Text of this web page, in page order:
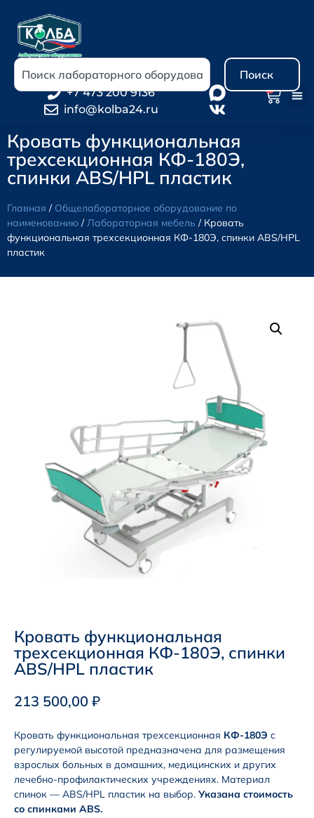
Поиск
+7 473 200 9136
info@kolba24.ru
Кровать функциональная
трехсекционная КФ-180Э,
спинки ABS/HPL пластик
Главная / Общелабораторное оборудование по
наименованию /Лабораторная мебель / Кровать
функциональная трехсекционная КФ-180Э, спинки ABS/HPL
пластик
Кровать функциональная
трехсекционная КФ-180Э, спинки
ABS/HPL пластик
213 500,00 ₽
Кровать функциональная трехсекционная КФ-180Э с
регулируемой высотой предназначена для размещения
взрослых больных в домашних, медицинских и других
лечебно-профилактических учреждениях. Материал
спинок — ABS/HPL пластик на выбор. Указана стоимость
со спинками ABS.